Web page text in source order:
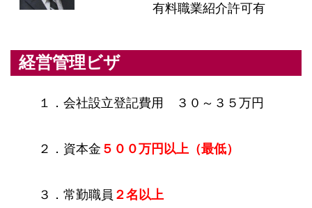
有料職業紹介許可有
経営管理ビザ
１．会社設立登記費用 ３０～３５万円
２．資本金 ５００万円以上（最低）
３．常勤職員 ２名以上